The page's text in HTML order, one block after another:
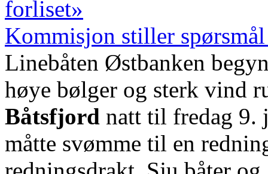
Kommisjon stiller
Linebåten Østbanken
høye bølger og sterk vind
Båtsfjord natt til fredag 9.
måtte svømme til en